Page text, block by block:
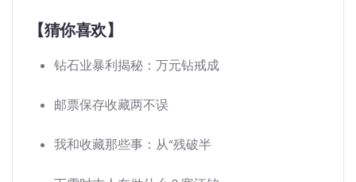
【猜你喜欢】
钻石业暴利揭秘：万元钻戒成
邮票保存收藏两不误
我和收藏那些事：从“残破半